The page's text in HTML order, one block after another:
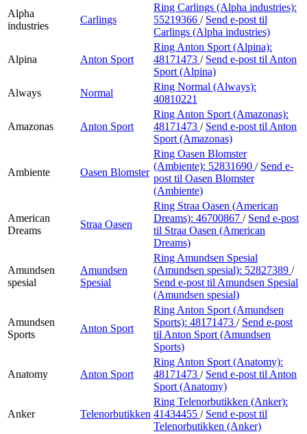
Alpha
industries
Carlings
Ring Carlings (Alpha industries):
55219366 / Send e-post til
Carlings (Alpha industries)
Alpina Anton Sport
Ring Anton Sport (Alpina):
48171473 / Send e-post til Anton
Sport (Alpina)
Always
Normal
Ring Normal (Always):
40810221
Amazonas Anton Sport
Ring Anton Sport (Amazonas):
48171473 / Send e-post til Anton
Sport (Amazonas)
Ambiente Oasen Blomster
Ring Oasen Blomster
(Ambiente): 52831690 / Send e-
post til Oasen Blomster
(Ambiente)
American
Dreams
Straa Oasen
Ring Straa Oasen (American
Dreams): 46700867 / Send e-post
til Straa Oasen (American
Dreams)
Amundsen
spesial
Amundsen
Spesial
Ring Amundsen Spesial
(Amundsen spesial): 52827389 /
Send e-post til Amundsen Spesial
(Amundsen spesial)
Amundsen
Sports
Anton Sport
Ring Anton Sport (Amundsen
Sports): 48171473 / Send e-post
til Anton Sport (Amundsen
Sports)
Anatomy Anton Sport
Ring Anton Sport (Anatomy):
48171473 / Send e-post til Anton
Sport (Anatomy)
Anker Telenorbutikken
Ring Telenorbutikken (Anker):
41434455 / Send e-post til
Telenorbutikken (Anker)